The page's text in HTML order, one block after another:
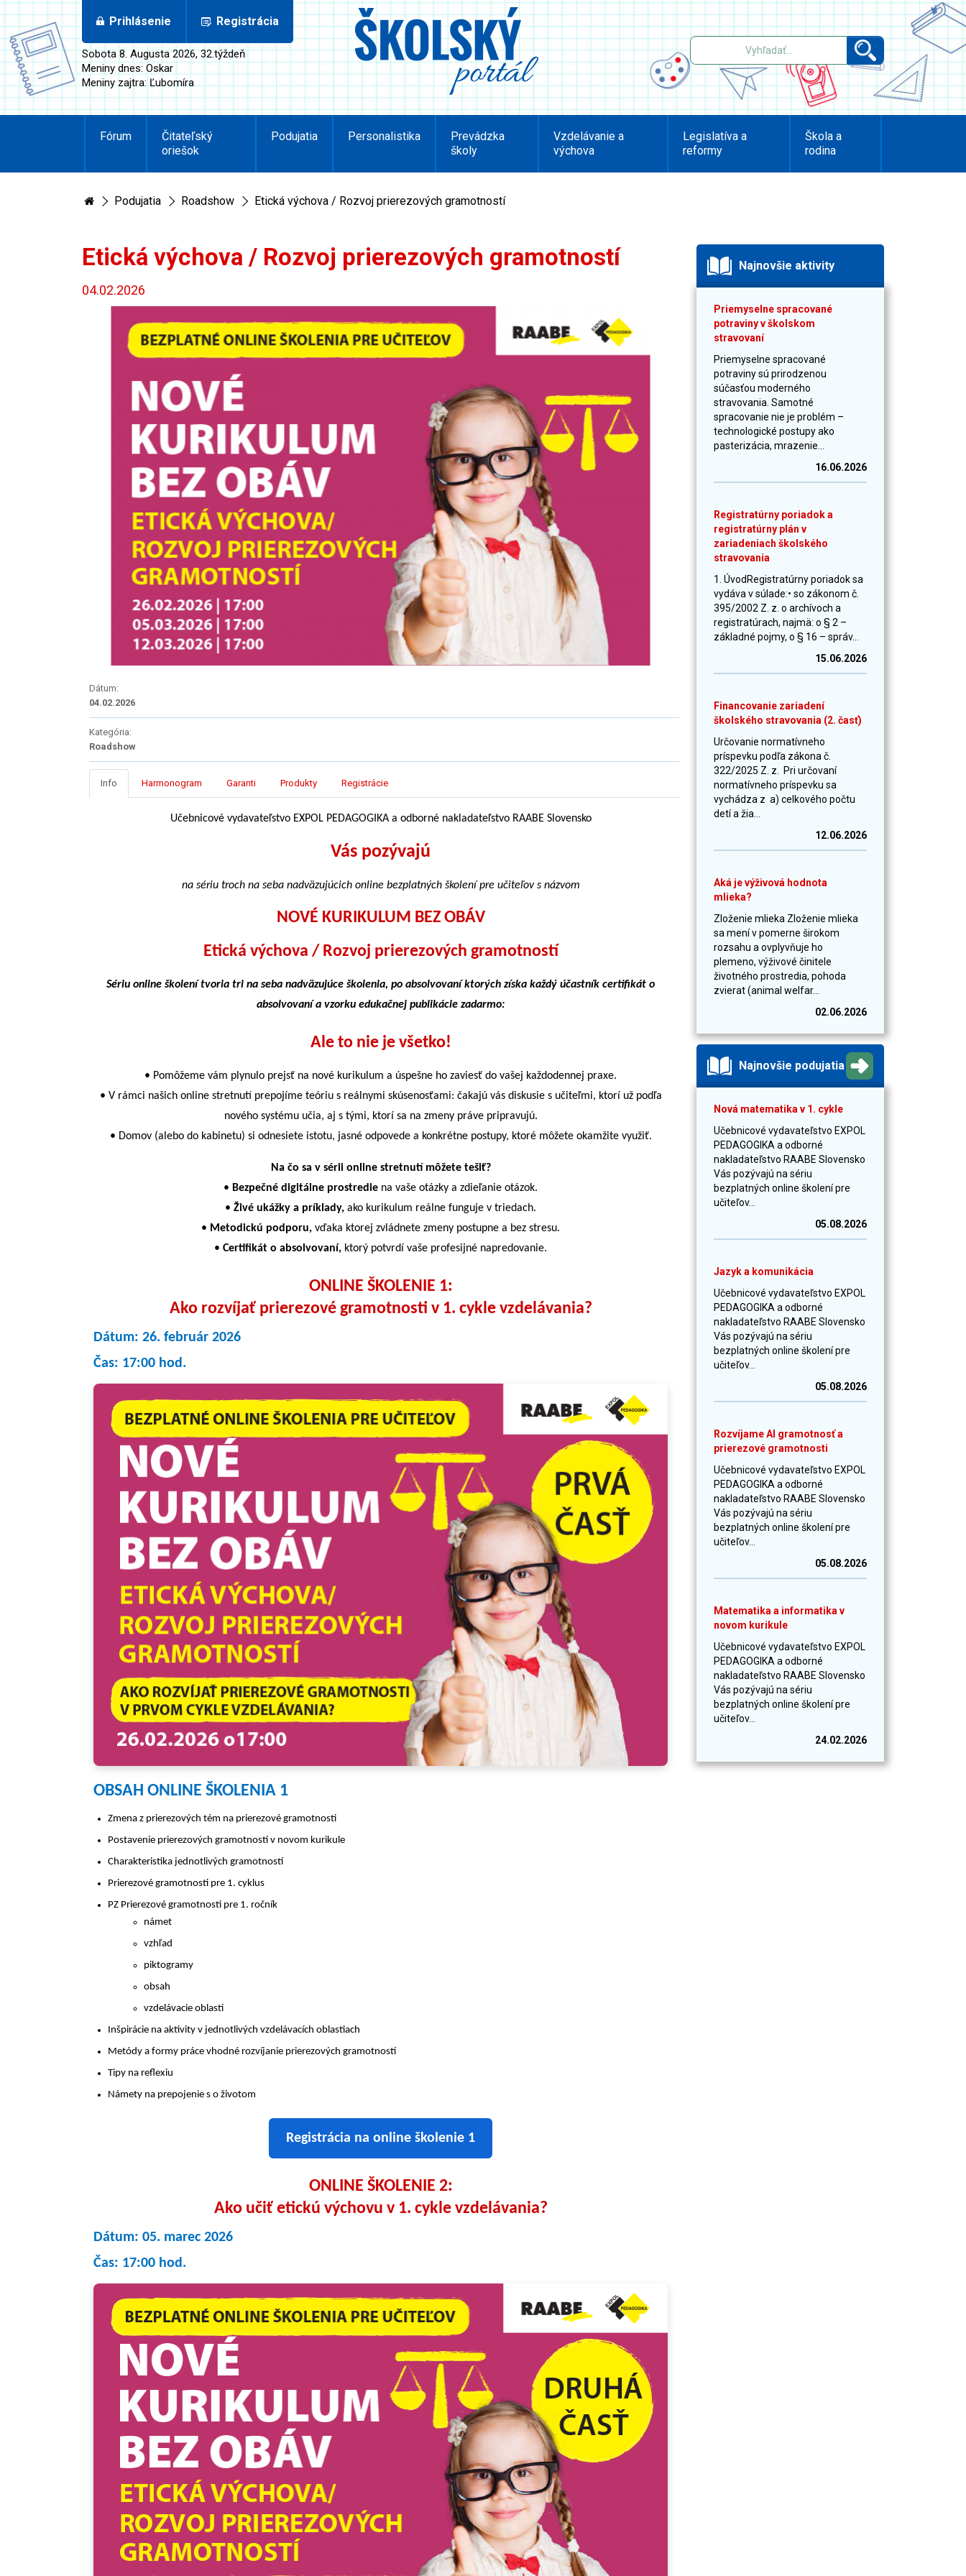
Prihlásenie Registrácia
Sobota 8. Augusta 2026, 32.týždeň
Meniny dnes: Oskar
Meniny zajtra: Ľubomíra
Fórum
Čitateľský
oriešok
Podujatia Personalistika
Prevádzka
školy
Vzdelávanie a
výchova
Legislatíva a
reformy
Škola a
rodina
Podujatia Roadshow Etická výchova / Rozvoj prierezových gramotností
Etická výchova / Rozvoj prierezových gramotností
04.02.2026
Dátum:
04.02.2026
Kategória:
Roadshow
Info Harmonogram Garanti Produkty Registrácie
Učebnicové vydavateľstvo EXPOL PEDAGOGIKA a odborné nakladateľstvo RAABE Slovensko
Vás pozývajú
na sériu troch na seba nadväzujúcich online bezplatných školení pre učiteľov s názvom
NOVÉ KURIKULUM BEZ OBÁV
Etická výchova / Rozvoj prierezových gramotností
Sériu online školení tvoria tri na seba nadväzujúce školenia, po absolvovaní ktorých získa každý účastník certifikát o
absolvovaní a vzorku edukačnej publikácie zadarmo:
Ale to nie je všetko!
• Pomôžeme vám plynulo prejsť na nové kurikulum a úspešne ho zaviesť do vašej každodennej praxe.
• V rámci našich online stretnutí prepojíme teóriu s reálnymi skúsenosťami: čakajú vás diskusie s učiteľmi, ktorí už podľa
nového systému učia, aj s tými, ktorí sa na zmeny práve pripravujú.
• Domov (alebo do kabinetu) si odnesiete istotu, jasné odpovede a konkrétne postupy, ktoré môžete okamžite využiť.
Na čo sa v sérii online stretnutí môžete tešiť?
• Bezpečné digitálne prostredie na vaše otázky a zdieľanie otázok.
• Živé ukážky a príklady, ako kurikulum reálne funguje v triedach.
• Metodickú podporu, vďaka ktorej zvládnete zmeny postupne a bez stresu.
• Certifikát o absolvovaní, ktorý potvrdí vaše profesijné napredovanie.
ONLINE ŠKOLENIE 1:
Ako rozvíjať prierezové gramotnosti v 1. cykle vzdelávania?
Dátum: 26. február 2026
Čas: 17:00 hod.
OBSAH ONLINE ŠKOLENIA 1
Zmena z prierezových tém na prierezové gramotnosti
Postavenie prierezových gramotností v novom kurikule
Charakteristika jednotlivých gramotností
Prierezové gramotnosti pre 1. cyklus
PZ Prierezové gramotnosti pre 1. ročník
námet
vzhľad
piktogramy
obsah
vzdelávacie oblasti
Inšpirácie na aktivity v jednotlivých vzdelávacích oblastiach
Metódy a formy práce vhodné rozvíjanie prierezových gramotností
Tipy na reflexiu
Námety na prepojenie s o životom
Registrácia na online školenie 1
ONLINE ŠKOLENIE 2:
Ako učiť etickú výchovu v 1. cykle vzdelávania?
Dátum: 05. marec 2026
Čas: 17:00 hod.
Najnovšie aktivity
Priemyselne spracované
potraviny v školskom
stravovaní
Priemyselne spracované
potraviny sú prirodzenou
súčasťou moderného
stravovania. Samotné
spracovanie nie je problém –
technologické postupy ako
pasterizácia, mrazenie...
16.06.2026
Registratúrny poriadok a
registratúrny plán v
zariadeniach školského
stravovania
1. ÚvodRegistratúrny poriadok sa
vydáva v súlade:• so zákonom č.
395/2002 Z. z. o archívoch a
registratúrach, najmä: o § 2 –
základné pojmy, o § 16 – správ...
15.06.2026
Financovanie zariadení
školského stravovania (2. časť)
Určovanie normatívneho
príspevku podľa zákona č.
322/2025 Z. z. Pri určovaní
normatívneho príspevku sa
vychádza z a) celkového počtu
detí a žia...
12.06.2026
Aká je výživová hodnota
mlieka?
Zloženie mlieka Zloženie mlieka
sa mení v pomerne širokom
rozsahu a ovplyvňuje ho
plemeno, výživové činitele
životného prostredia, pohoda
zvierat (animal welfar...
02.06.2026
Najnovšie podujatia
Nová matematika v 1. cykle
Učebnicové vydavateľstvo EXPOL
PEDAGOGIKA a odborné
nakladateľstvo RAABE Slovensko
Vás pozývajú na sériu
bezplatných online školení pre
učiteľov...
05.08.2026
Jazyk a komunikácia
Učebnicové vydavateľstvo EXPOL
PEDAGOGIKA a odborné
nakladateľstvo RAABE Slovensko
Vás pozývajú na sériu
bezplatných online školení pre
učiteľov...
05.08.2026
Rozvíjame AI gramotnosť a
prierezové gramotnosti
Učebnicové vydavateľstvo EXPOL
PEDAGOGIKA a odborné
nakladateľstvo RAABE Slovensko
Vás pozývajú na sériu
bezplatných online školení pre
učiteľov...
05.08.2026
Matematika a informatika v
novom kurikule
Učebnicové vydavateľstvo EXPOL
PEDAGOGIKA a odborné
nakladateľstvo RAABE Slovensko
Vás pozývajú na sériu
bezplatných online školení pre
učiteľov...
24.02.2026